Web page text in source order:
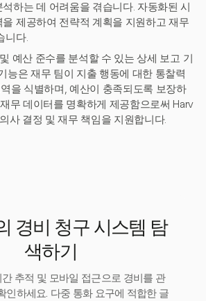
하는 데 어려움을 겪습니다. 자동화된 시
제공하여 전략적 계획을 지원하고 재무
니다.
예산 준수를 분석할 수 있는 상세 보고 기
능은 재무 팀이 지출 행동에 대한 통찰력
을 식별하며, 예산이 충족되도록 보장하
무 데이터를 명확하게 제공함으로써 Harv
사 결정 및 재무 책임을 지원합니다.
경비 청구 시스템 탐
색하기
추적 및 모바일 접근으로 경비를 관
인하세요. 다중 통화 요구에 적합한 글